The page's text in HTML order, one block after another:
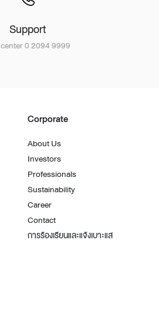
Support
0 2094 9999
Corporate
About Us
Investors
Professionals
Sustainability
Career
Contact
การร้องเรียนและแจ้งเบาะแส